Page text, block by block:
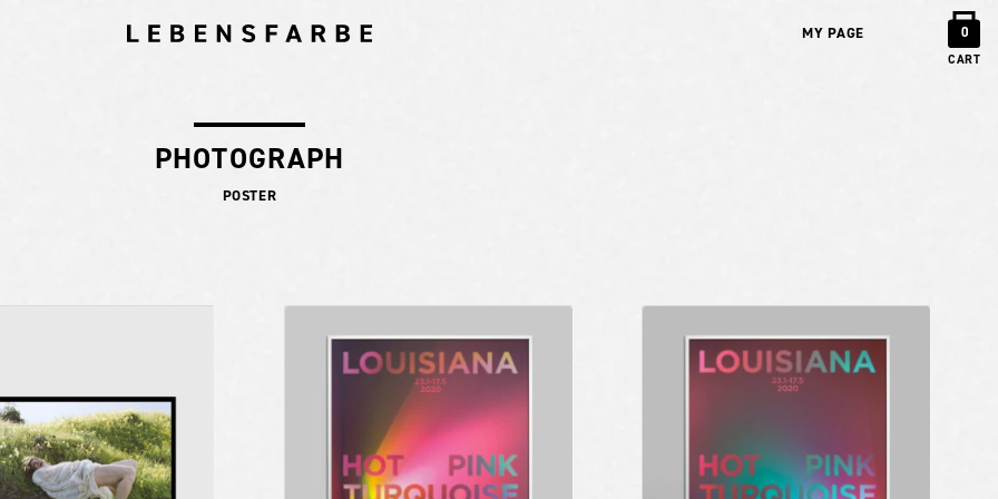
MY PAGE 0
CART
PHOTOGRAPH
POSTER